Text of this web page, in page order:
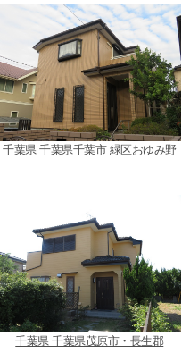
千葉県 千葉県千葉市 緑区おゆみ野
千葉県 千葉県茂原市・長生郡